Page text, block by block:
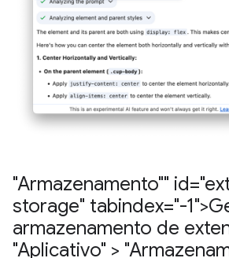
"Armazenamento""
storage" tabindex="-
armazenamento de
"Aplicativo" >